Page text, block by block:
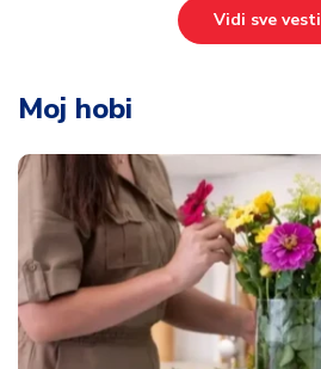
Vidi sve vesti
Moj hobi